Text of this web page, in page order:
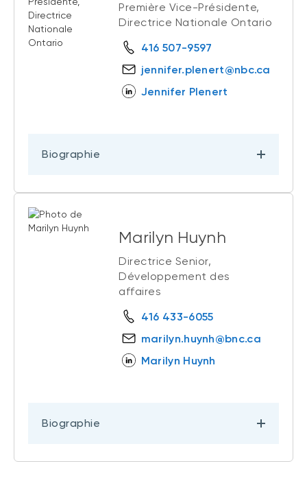
Première Vice-Présidente,
Directrice Nationale Ontario
416 507-9597
jennifer.plenert@nbc.ca
Jennifer Plenert
Biographie
Marilyn Huynh
Directrice Senior,
Développement des
affaires
416 433-6055
marilyn.huynh@bnc.ca
Marilyn Huynh
Biographie